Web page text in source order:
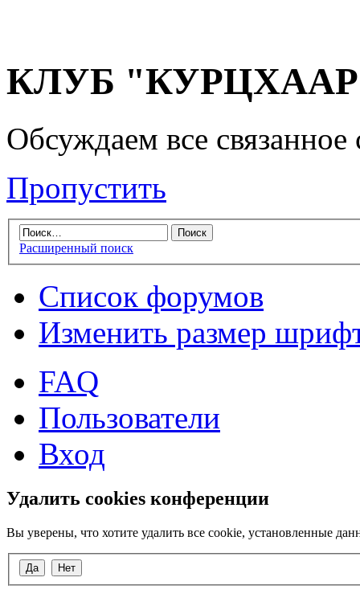
КЛУБ "КУРЦХААР"
Обсуждаем все
Пропустить
Расширенный поиск
Список форумов
Изменить размер
FAQ
Пользователи
Вход
Удалить cookies конференции
Вы уверены, что хотите удалить все cookie, установленные